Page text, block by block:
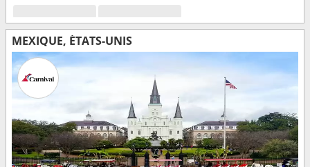
MEXIQUE, ÉTATS-UNIS